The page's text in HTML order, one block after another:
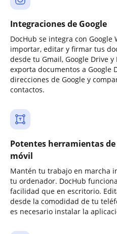
Integraciones de Google
DocHub se integra con
importar, editar y firmar tus
desde tu Gmail, Google Drive
exporta documentos a
direcciones de Google y
contactos.
Potentes herramientas
móvil
Mantén tu trabajo en marcha
tu ordenador. DocHub
facilidad que en escritorio.
desde la comodidad de tu
es necesario instalar la